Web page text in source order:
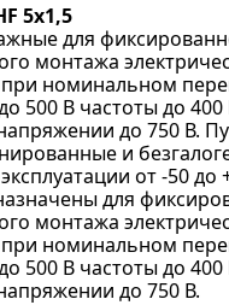
5х1,5
для
монтажа
номинальном
500 В частоты до 400
до 750 В.
и
от -50 до
для
монтажа
номинальном
500 В частоты до 400
до 750 В.